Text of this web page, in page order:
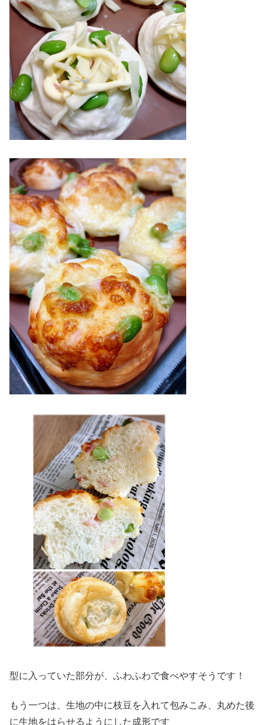
型に入っていた部分が、ふわふわで食べやすそうです！
もう一つは、生地の中に枝豆を入れて包みこみ、丸めた後
に生地をはらせるようにした成形です